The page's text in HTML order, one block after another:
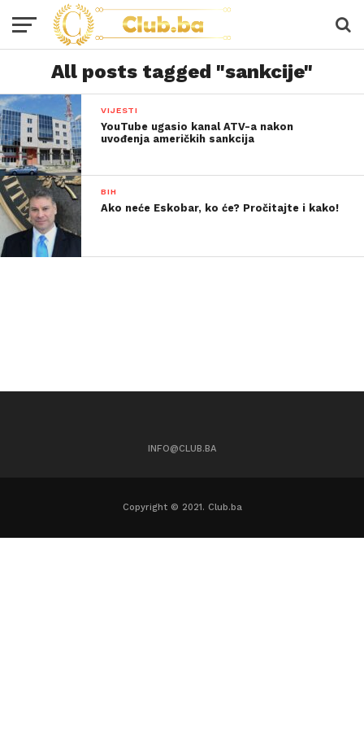
All posts tagged "sankcije"
VIJESTI
YouTube ugasio kanal ATV-a nakon
uvođenja američkih sankcija
BIH
Ako neće Eskobar, ko će? Pročitajte i kako!
INFO@CLUB.BA
Copyright © 2021. Club.ba